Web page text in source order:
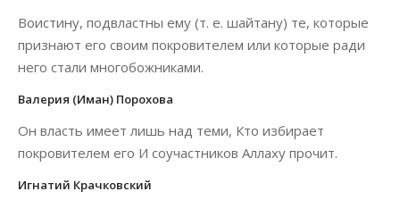
Воистину, подвластны ему (т. е. шайтану) те, которые
признают его своим покровителем или которые ради
него стали многобожниками.
Валерия (Иман) Порохова
Он власть имеет лишь над теми, Кто избирает
покровителем его И соучастников Аллаху прочит.
Игнатий Крачковский